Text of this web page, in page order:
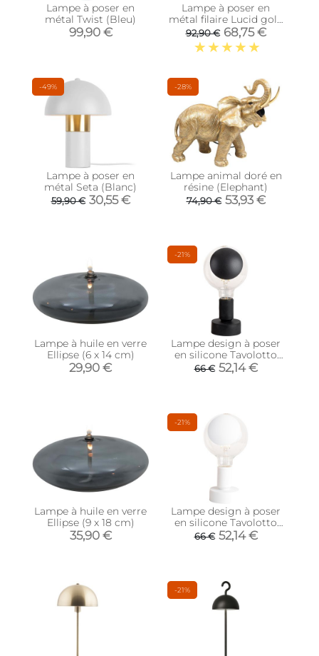
Lampe à poser en
métal Twist (Bleu)
99,90 €
Lampe à poser en
métal filaire Lucid gold
(33 cm)
92,90 € 68,75 €
-49%
Lampe à poser en
métal Seta (Blanc)
59,90 € 30,55 €
-28%
Lampe animal doré en
résine (Elephant)
74,90 € 53,93 €
Lampe à huile en verre
Ellipse (6 x 14 cm)
29,90 €
-21%
Lampe design à poser
en silicone Tavolotto
(Noir)
66 € 52,14 €
Lampe à huile en verre
Ellipse (9 x 18 cm)
35,90 €
-21%
Lampe design à poser
en silicone Tavolotto
(Blanc)
66 € 52,14 €
-21%